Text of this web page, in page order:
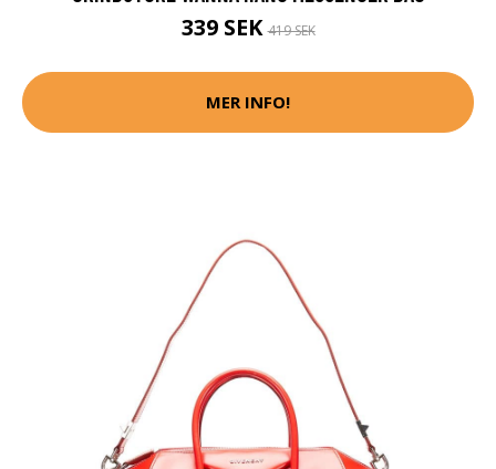
339 SEK419 SEK
MER INFO!